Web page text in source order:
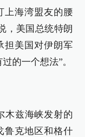
上海湾盟友的腰
，美国总统特朗
担美国对伊朗军
的一个想法”。
木兹海峡发射的
鲁克地区和格什